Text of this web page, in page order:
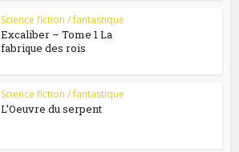
Science fiction / fantastique
Excaliber – Tome 1 La
fabrique des rois
Science fiction / fantastique
L’Oeuvre du serpent